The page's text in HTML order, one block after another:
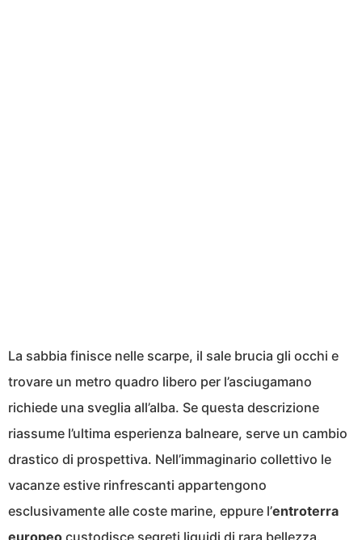
La sabbia finisce nelle scarpe, il sale brucia gli occhi e
trovare un metro quadro libero per l’asciugamano
richiede una sveglia all’alba. Se questa descrizione
riassume l’ultima esperienza balneare, serve un cambio
drastico di prospettiva. Nell’immaginario collettivo le
vacanze estive rinfrescanti appartengono
esclusivamente alle coste marine, eppure l’entroterra
europeo custodisce segreti liquidi di rara bellezza.